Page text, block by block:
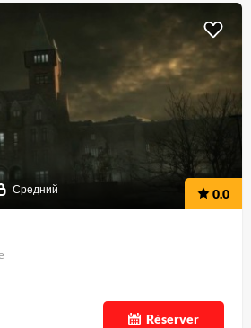
Средний 0.0
Réserver